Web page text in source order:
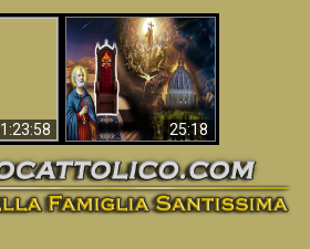
1:23:58 25:18
La Bibbia ha previsto
70 anni senza Papa?